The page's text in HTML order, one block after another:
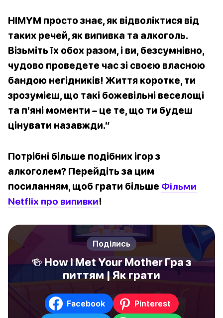
HIMYM просто знає, як відволіктися від
таких речей, як випивка та алкоголь.
Візьміть їх обох разом, і ви, безсумнівно,
чудово проведете час зі своєю власною
бандою негідників! Життя коротке, ти
зрозумієш, що такі божевільні веселощі
та п’яні моменти – це те, що ти будеш
цінувати назавжди.”
Потрібні більше подібних ігор з
алкоголем? Перейдіть за цим
посиланням, щоб грати більше Фільми
Netflix про випивки!
Поділись
🍻 How I Met Your Mother Гра з
питтям | Як грати
Facebook Pinterest